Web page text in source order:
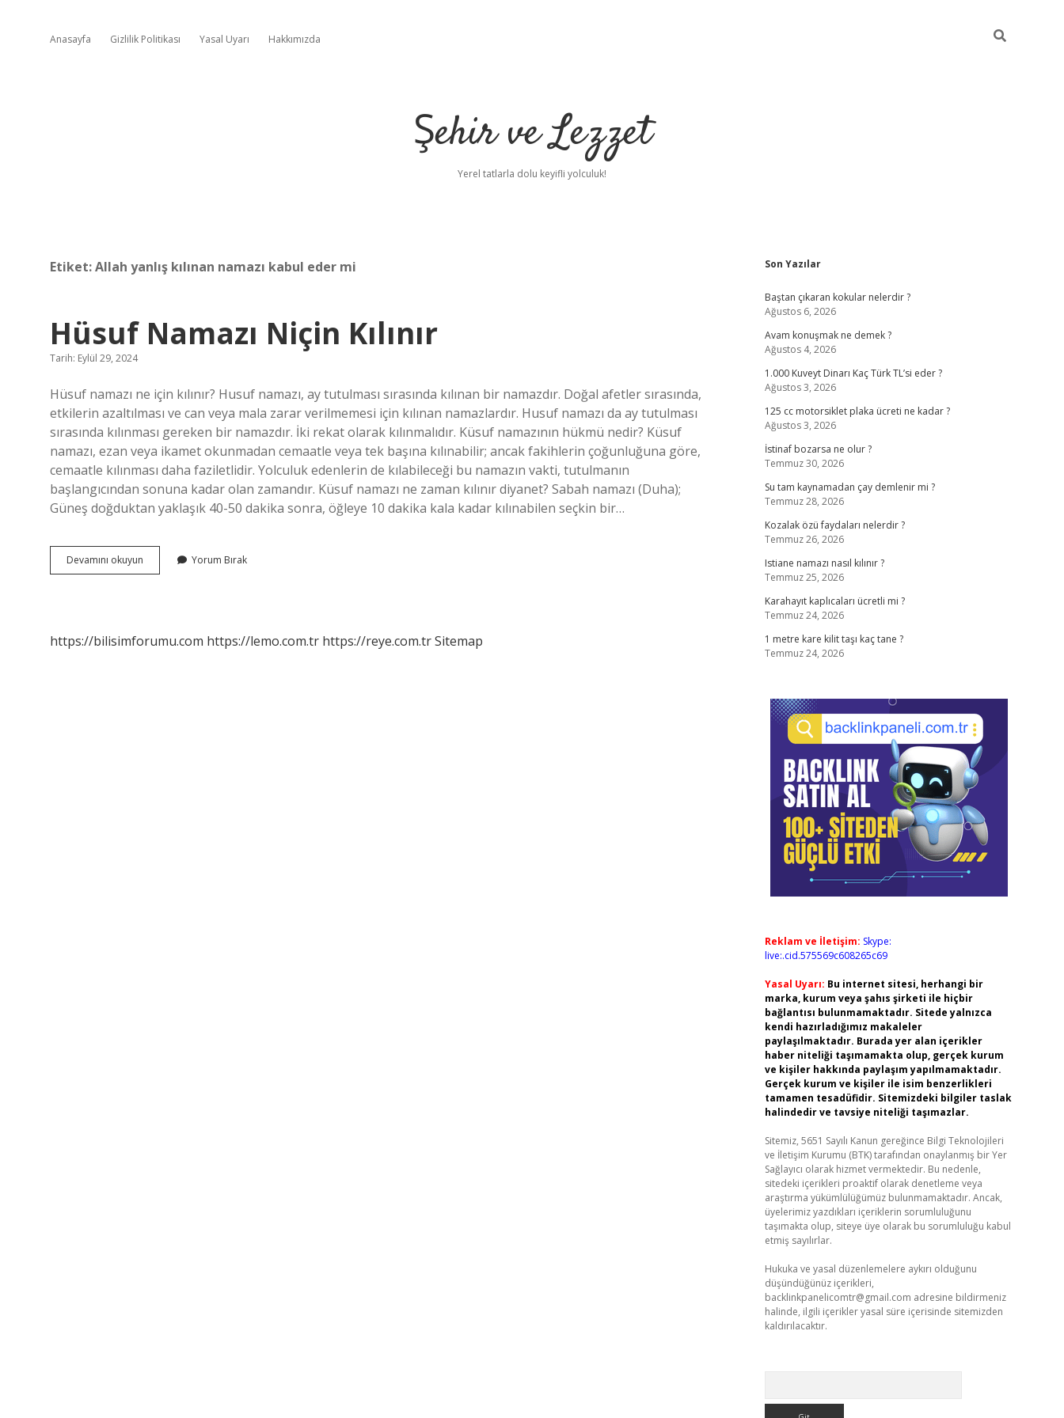
Anasayfa Gizlilik Politikası Yasal Uyarı Hakkımızda
Şehir ve Lezzet
Yerel tatlarla dolu keyifli yolculuk!
Etiket:Allah yanlış kılınan namazı kabul eder mi
Hüsuf Namazı Niçin Kılınır
Tarih: Eylül 29, 2024
Hüsuf namazı ne için kılınır? Husuf namazı, ay tutulması sırasında kılınan bir namazdır. Doğal afetler sırasında,
etkilerin azaltılması ve can veya mala zarar verilmemesi için kılınan namazlardır. Husuf namazı da ay tutulması
sırasında kılınması gereken bir namazdır. İki rekat olarak kılınmalıdır. Küsuf namazının hükmü nedir? Küsuf
namazı, ezan veya ikamet okunmadan cemaatle veya tek başına kılınabilir; ancak fakihlerin çoğunluğuna göre,
cemaatle kılınması daha faziletlidir. Yolculuk edenlerin de kılabileceği bu namazın vakti, tutulmanın
başlangıcından sonuna kadar olan zamandır. Küsuf namazı ne zaman kılınır diyanet? Sabah namazı (Duha);
Güneş doğduktan yaklaşık 40-50 dakika sonra, öğleye 10 dakika kala kadar kılınabilen seçkin bir…
Devamını okuyun
Namazı
Yorum Bırak
https://bilisimforumu.com https://lemo.com.tr https://reye.com.trSitemap
Sidebar
Son Yazılar
Baştan çıkaran kokular nelerdir ?
Ağustos 6, 2026
Avam konuşmak ne demek ?
Ağustos 4, 2026
1.000 Kuveyt Dinarı Kaç Türk TL’si eder ?
Ağustos 3, 2026
125 cc motorsiklet plaka ücreti ne kadar ?
Ağustos 3, 2026
İstinaf bozarsa ne olur ?
Temmuz 30, 2026
Su tam kaynamadan çay demlenir mi ?
Temmuz 28, 2026
Kozalak özü faydaları nelerdir ?
Temmuz 26, 2026
Istiane namazı nasıl kılınır ?
Temmuz 25, 2026
Karahayıt kaplıcaları ücretli mi ?
Temmuz 24, 2026
1 metre kare kilit taşı kaç tane ?
Temmuz 24, 2026
Reklam ve İletişim: Skype:
live:.cid.575569c608265c69
Yasal Uyarı: Bu internet sitesi, herhangi bir
marka, kurum veya şahıs şirketi ile hiçbir
bağlantısı bulunmamaktadır. Sitede yalnızca
kendi hazırladığımız makaleler
paylaşılmaktadır. Burada yer alan içerikler
haber niteliği taşımamakta olup, gerçek kurum
ve kişiler hakkında paylaşım yapılmamaktadır.
Gerçek kurum ve kişiler ile isim benzerlikleri
tamamen tesadüfidir. Sitemizdeki bilgiler taslak
halindedir ve tavsiye niteliği taşımazlar.
Sitemiz, 5651 Sayılı Kanun gereğince Bilgi Teknolojileri
ve İletişim Kurumu (BTK) tarafından onaylanmış bir Yer
Sağlayıcı olarak hizmet vermektedir. Bu nedenle,
sitedeki içerikleri proaktif olarak denetleme veya
araştırma yükümlülüğümüz bulunmamaktadır. Ancak,
üyelerimiz yazdıkları içeriklerin sorumluluğunu
taşımakta olup, siteye üye olarak bu sorumluluğu kabul
etmiş sayılırlar.
Hukuka ve yasal düzenlemelere aykırı olduğunu
düşündüğünüz içerikleri,
backlinkpanelicomtr@gmail.com adresine bildirmeniz
halinde, ilgili içerikler yasal süre içerisinde sitemizden
kaldırılacaktır.